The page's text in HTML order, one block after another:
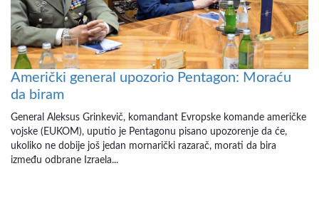
Američki general upozorio Pentagon: Moraću
da biram
General Aleksus Grinkevič, komandant Evropske komande američke
vojske (EUKOM), uputio je Pentagonu pisano upozorenje da će,
ukoliko ne dobije još jedan mornarički razarač, morati da bira
između odbrane Izraela...